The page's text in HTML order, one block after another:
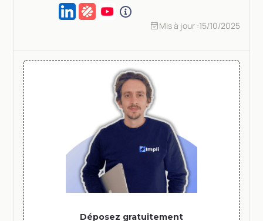
Mis à jour :15/10/2025
Déposez gratuitement